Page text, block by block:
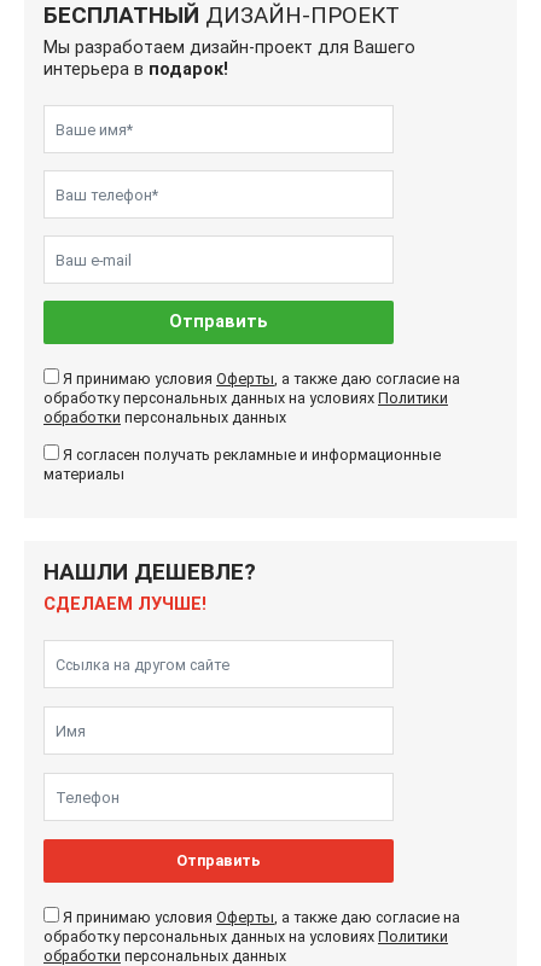
БЕСПЛАТНЫЙ ДИЗАЙН-ПРОЕКТ
Мы разработаем дизайн-проект для Вашего
интерьера в подарок!
Отправить
Я принимаю условия Оферты, а также даю согласие на
обработку персональных данных на условиях Политики
обработки персональных данных
Я согласен получать рекламные и информационные
материалы
НАШЛИ ДЕШЕВЛЕ?
СДЕЛАЕМ ЛУЧШЕ!
Отправить
Я принимаю условия Оферты, а также даю согласие на
обработку персональных данных на условиях Политики
обработки персональных данных